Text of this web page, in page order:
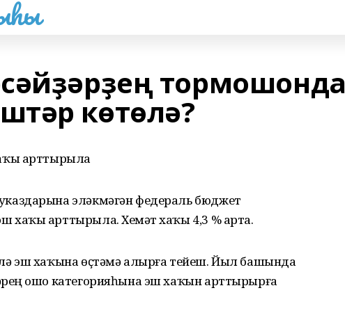
тормошонда
көтөлә?
арттырыла
эләкмәгән федераль бюджет
хаҡы арттырыла. Хеҙмәт хаҡы 4,3 % арта.
лә эш хаҡына өҫтәмә алырға тейеш. Йыл башында
ошо категорияһына эш хаҡын арттырырға